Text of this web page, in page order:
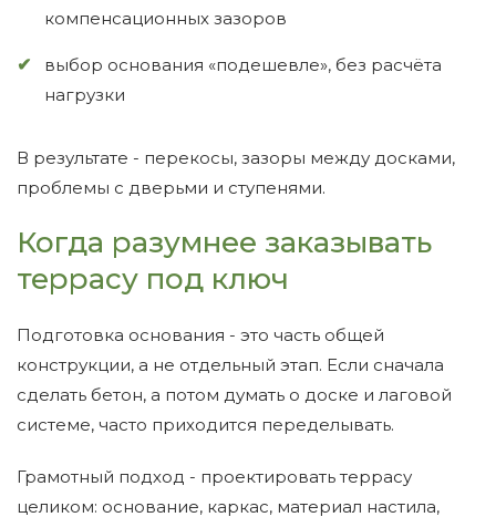
компенсационных зазоров
выбор основания «подешевле», без расчёта
нагрузки
В результате - перекосы, зазоры между досками,
проблемы с дверьми и ступенями.
Когда разумнее заказывать
террасу под ключ
Подготовка основания - это часть общей
конструкции, а не отдельный этап. Если сначала
сделать бетон, а потом думать о доске и лаговой
системе, часто приходится переделывать.
Грамотный подход - проектировать террасу
целиком: основание, каркас, материал настила,